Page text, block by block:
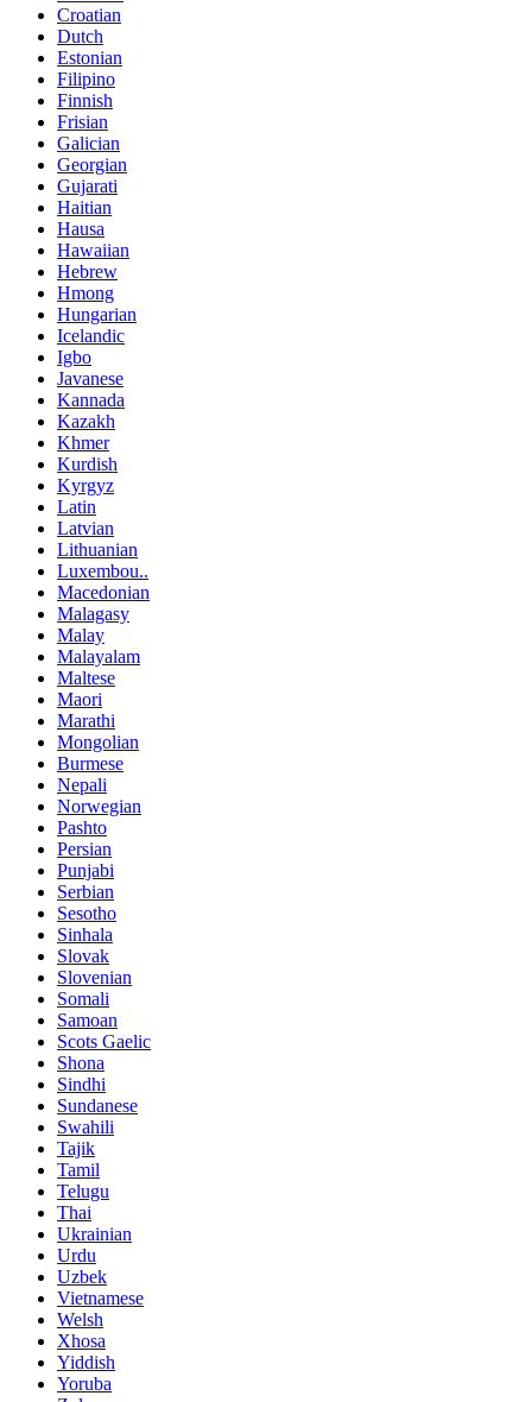
Croatian
Dutch
Estonian
Filipino
Finnish
Frisian
Galician
Georgian
Gujarati
Haitian
Hausa
Hawaiian
Hebrew
Hmong
Hungarian
Icelandic
Igbo
Javanese
Kannada
Kazakh
Khmer
Kurdish
Kyrgyz
Latin
Latvian
Lithuanian
Luxembou..
Macedonian
Malagasy
Malay
Malayalam
Maltese
Maori
Marathi
Mongolian
Burmese
Nepali
Norwegian
Pashto
Persian
Punjabi
Serbian
Sesotho
Sinhala
Slovak
Slovenian
Somali
Samoan
Scots Gaelic
Shona
Sindhi
Sundanese
Swahili
Tajik
Tamil
Telugu
Thai
Ukrainian
Urdu
Uzbek
Vietnamese
Welsh
Xhosa
Yiddish
Yoruba